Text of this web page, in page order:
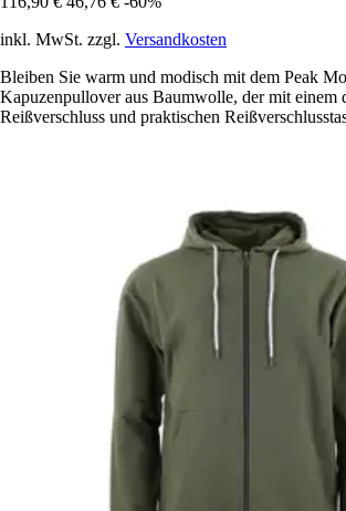
inkl. MwSt. zzgl. Versandkosten
Bleiben Sie warm und modisch mit dem Peak
Kapuzenpullover aus Baumwolle, der mit einem
Reißverschluss und praktischen